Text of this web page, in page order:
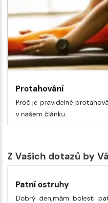
Protahování
Proč je pravidelné
v našem článku.
Z Vašich dotazů by
Patní ostruhy
Dobrý den,mám bolesti